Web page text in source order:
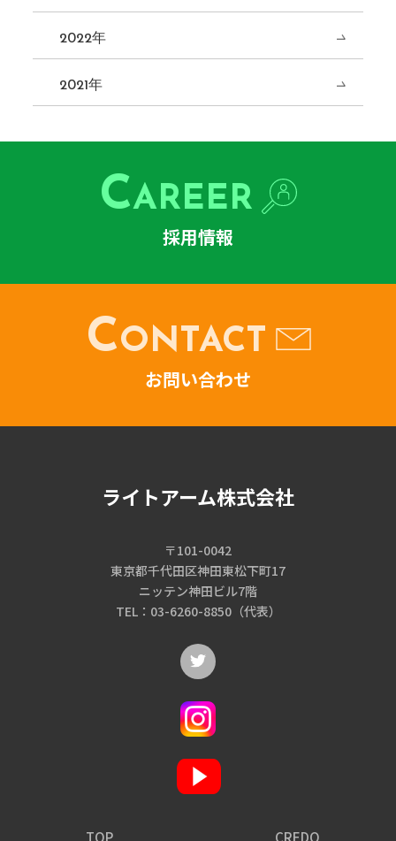
2022年
2021年
CAREER
採用情報
CONTACT
お問い合わせ
ライトアーム株式会社
〒101-0042
東京都千代田区神田東松下町17
ニッテン神田ビル7階
TEL：03-6260-8850（代表）
TOP CREDO